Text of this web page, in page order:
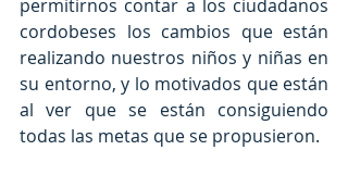
permitirnos contar a los ciudadanos
cordobeses los cambios que están
realizando nuestros niños y niñas en
su entorno, y lo motivados que están
al ver que se están consiguiendo
todas las metas que se propusieron.